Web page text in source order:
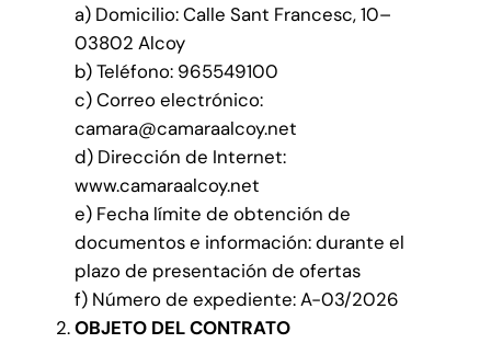
a) Domicilio: Calle Sant Francesc, 10–
03802 Alcoy
b) Teléfono: 965549100
c) Correo electrónico:
camara@camaraalcoy.net
d) Dirección de Internet:
www.camaraalcoy.net
e) Fecha límite de obtención de
documentos e información: durante el
plazo de presentación de ofertas
f) Número de expediente: A-03/2026
OBJETO DEL CONTRATO